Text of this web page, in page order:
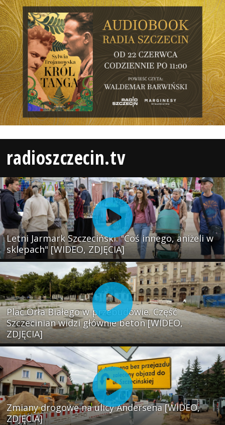
radioszczecin.tv
Letni Jarmark Szczeciński. "Coś innego, aniżeli w
sklepach" [WIDEO, ZDJĘCIA]
Plac Orła Białego w przebudowie. Część
Szczecinian widzi głównie beton [WIDEO,
ZDJĘCIA]
Zmiany drogowe na ulicy Andersena [WIDEO,
ZDJĘCIA]